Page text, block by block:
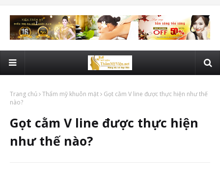
Trang chủ Thẩm mỹ khuôn mặt
Gọt cằm V line được thực hiện như thế
nào?
Gọt cằm V line được thực hiện
như thế nào?